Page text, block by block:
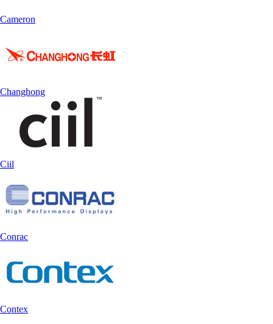
Cameron
Changhong
Ciil
Conrac
Contex